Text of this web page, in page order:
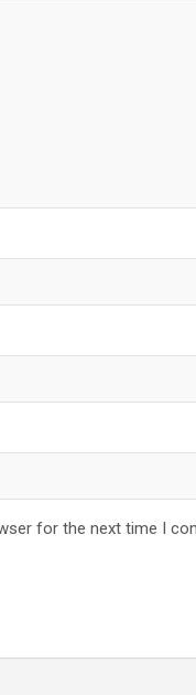
for the next time I